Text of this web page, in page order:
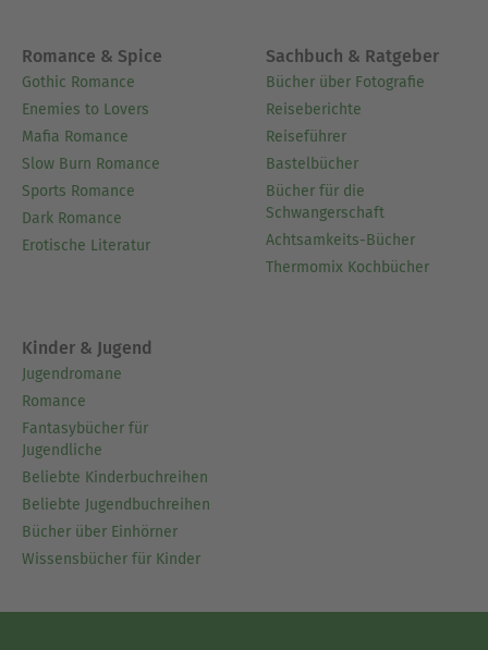
Romance & Spice
Gothic Romance
Enemies to Lovers
Mafia Romance
Slow Burn Romance
Sports Romance
Dark Romance
Erotische Literatur
Sachbuch & Ratgeber
Bücher über Fotografie
Reiseberichte
Reiseführer
Bastelbücher
Bücher für die
Schwangerschaft
Achtsamkeits-Bücher
Thermomix Kochbücher
Kinder & Jugend
Jugendromane
Romance
Fantasybücher für
Jugendliche
Beliebte Kinderbuchreihen
Beliebte Jugendbuchreihen
Bücher über Einhörner
Wissensbücher für Kinder